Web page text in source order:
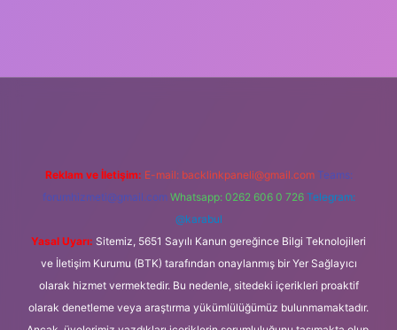
Reklam ve İletişim: E-mail: backlinkpaneli@gmail.com Teams:
forumhizmeti@gmail.com Whatsapp: 0262 606 0 726 Telegram:
@karabul
Yasal Uyarı: Sitemiz, 5651 Sayılı Kanun gereğince Bilgi Teknolojileri
ve İletişim Kurumu (BTK) tarafından onaylanmış bir Yer Sağlayıcı
olarak hizmet vermektedir. Bu nedenle, sitedeki içerikleri proaktif
olarak denetleme veya araştırma yükümlülüğümüz bulunmamaktadır.